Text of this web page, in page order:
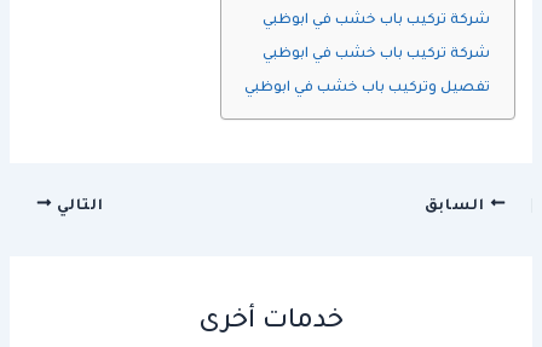
شركة تركيب باب خشب في ابوظبي
شركة تركيب باب خشب في ابوظبي
تفصيل وتركيب باب خشب في ابوظبي
السابق التالي
خدمات أخرى